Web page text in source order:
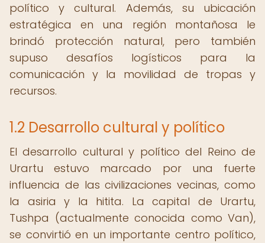
político y cultural. Además, su ubicación
estratégica en una región montañosa le
brindó protección natural, pero también
supuso desafíos logísticos para la
comunicación y la movilidad de tropas y
recursos.
1.2 Desarrollo cultural y político
El desarrollo cultural y político del Reino de
Urartu estuvo marcado por una fuerte
influencia de las civilizaciones vecinas, como
la asiria y la hitita. La capital de Urartu,
Tushpa (actualmente conocida como Van),
se convirtió en un importante centro político,